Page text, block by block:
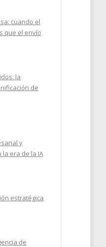
cuando el
que el envío
la
de
y
la era de la IA
estratégica
de